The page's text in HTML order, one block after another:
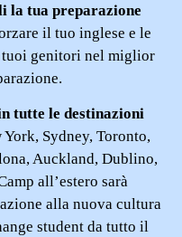
la tua preparazione
il tuo inglese e le
genitori nel miglior
tutte le destinazioni
Sydney, Toronto,
Auckland, Dublino,
all’estero sarà
alla nuova cultura
student da tutto il